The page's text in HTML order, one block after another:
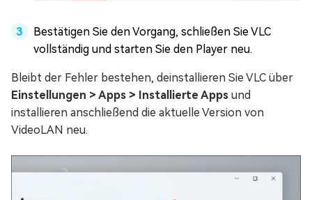
Bestätigen Sie den Vorgang, schließen Sie VLC
vollständig und starten Sie den Player neu.
Bleibt der Fehler bestehen, deinstallieren Sie VLC über
Einstellungen > Apps > Installierte Apps und
installieren anschließend die aktuelle Version von
VideoLAN neu.